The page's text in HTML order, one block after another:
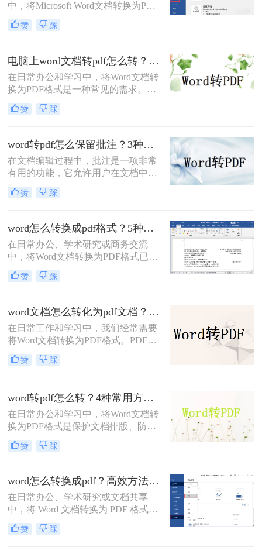
中，将Microsoft Word文档转换为PDF
格式已成为一项不可或缺的技能。
PDF（Portable Document Format）以
以及安全性，成为文件分发和归档的
首选格式。无论是提交简历、发布报
告还是共享论文，一个高质量的PDF
文件能确保在任何设备上呈现的效果
都与您的初衷一致。尽管Word转PDF
看似简单，但其中却隐藏着许多影响
赞 踩
电脑上word文档转pdf怎么转？教你二种实用转换方法！
在日常办公和学习中，将Word文档转
换为PDF格式是一种常见的需求。
PDF格式具有跨平台、不易被篡改和
保持原样展示等优点，因此广泛应用
上word文档转pdf怎么转呢？本文将介
绍两种将Word文档转换为PDF的方
法。
赞 踩
word转pdf怎么保留批注？3种方法帮你轻松转换！
在文档编辑过程中，批注是一项非常
有用的功能，它允许用户在文档中直
接添加注释、提醒或反馈。然而，当
将Word文档转换为PDF格式时，很多
一个令人头疼的问题，因为批注往往
承载着重要的信息。那么，word转pdf
怎么保留批注呢？本文将为您提供解
决方案。
赞 踩
word怎么转换成pdf格式？5种高效方法详解与场景应用！
在日常办公、学术研究或商务交流
中，将Word文档转换为PDF格式已成
为一项不可或缺的技能。
PDF（Portable Document Format）以
全性高的特点，成为文件归档、传阅
和打印的首选格式。然而，许多用户
仅知其一，不知其二，往往在转换过
程中遇到格式错乱、体积过大或无法
编辑等问题。
赞 踩
word文档怎么转化为pdf文档？3 种实用转换方法，完美保留原文档格式！
在日常工作和学习中，我们经常需要
将Word文档转换为PDF格式。PDF文
件不仅格式稳定、兼容性强，还能保
持文档的原始布局和格式，使得文档
文档怎么转化为pdf文档，并给出多种
方法及其步骤。
赞 踩
word转pdf怎么转？4种常用方法详解！
在日常办公和学习中，将Word文档转
换为PDF格式是保护文档排版、防止
篡改的重要需求。那么word转pdf怎么
转呢？本文将介绍几种常用方法，帮
赞 踩
word怎么转换成pdf？高效方法与专业建议！
在日常办公、学术研究或文档共享
中，将 Word 文档转换为 PDF 格式已
成为刚需。PDF 格式的跨平台一致
性、防篡改特性和专业外观使其成为
赞 踩